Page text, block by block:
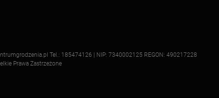
Tel.: 185474126 | NIP: 7340002125 REGON: 490217228
Prawa Zastrzeżone